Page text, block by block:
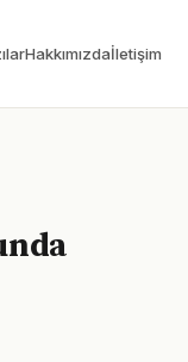
Hakkımızdaİletişim